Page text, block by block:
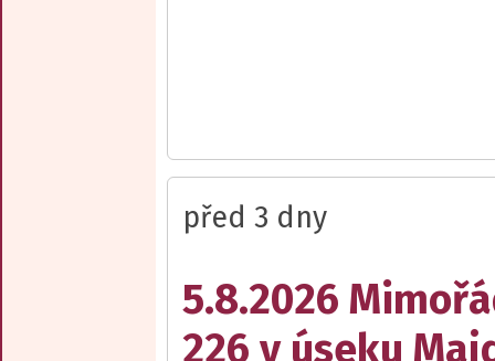
před 3 dny
5.8.2026
226 v úseku